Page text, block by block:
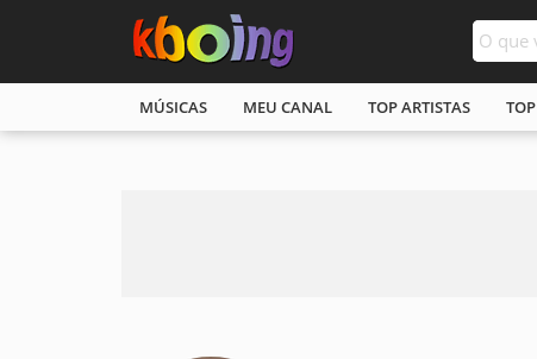
MÚSICAS MEU CANAL TOP ARTISTAS